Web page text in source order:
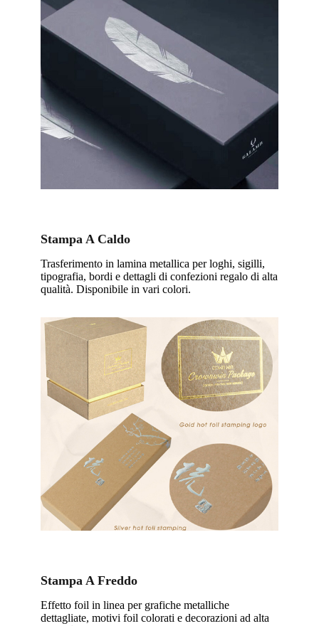
Stampa A Caldo
Trasferimento in lamina metallica per loghi, sigilli,
tipografia, bordi e dettagli di confezioni regalo di alta
qualità. Disponibile in vari colori.
Stampa A Freddo
Effetto foil in linea per grafiche metalliche
dettagliate, motivi foil colorati e decorazioni ad alta